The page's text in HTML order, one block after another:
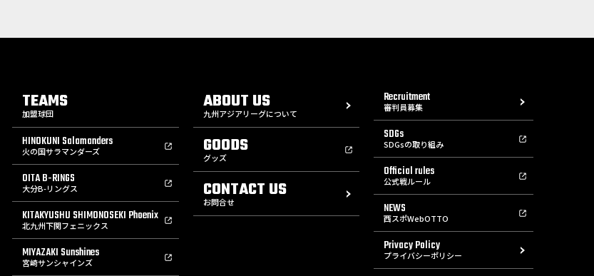
TEAMS
加盟球団
HINOKUNI Salamanders
火の国サラマンダーズ
OITA B-RINGS
大分B-リングス
KITAKYUSHU SHIMONOSEKI Phoenix
北九州下関フェニックス
MIYAZAKI Sunshines
宮崎サンシャインズ
ABOUT US
九州アジアリーグについて
GOODS
グッズ
CONTACT US
お問合せ
Recruitment
審判員募集
SDGs
SDGsの取り組み
Official rules
公式戦ルール
NEWS
西スポWebOTTO
Privacy Policy
プライバシーポリシー